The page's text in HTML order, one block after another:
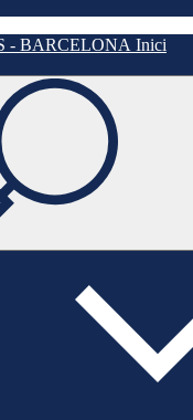
Inici